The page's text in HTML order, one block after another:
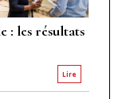
: les résultats
Lire